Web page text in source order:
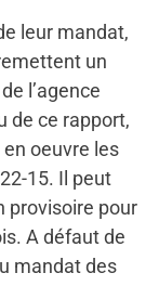
leur mandat,
un
l’agence
de ce rapport,
oeuvre les
15. Il peut
provisoire pour
A défaut de
mandat des